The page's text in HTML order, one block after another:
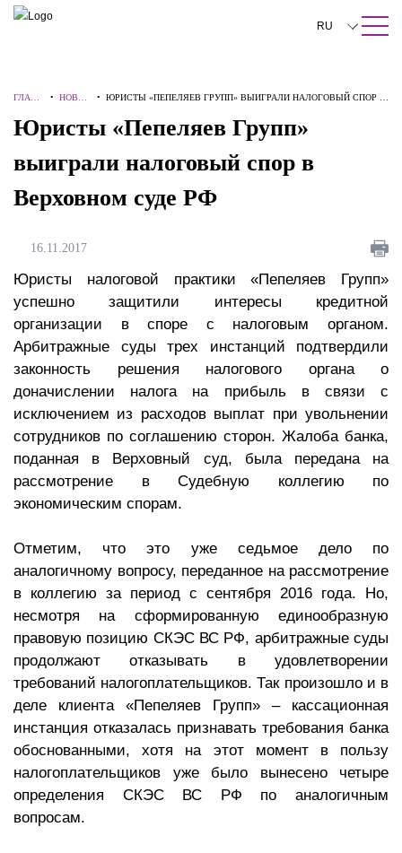
ПОИСК ПО САЙТУ Закрыть
RU
中文
Español
Français
日本語
Português
ГЛАВН
•НОВОС
• ЮРИСТЫ «ПЕПЕЛЯЕВ ГРУПП» ВЫИГРАЛИ НАЛОГОВЫЙ СПОР В
Юристы «Пепеляев Групп»
выиграли налоговый спор в
Верховном суде РФ
16.11.2017
Юристы налоговой практики «Пепеляев Групп»
успешно защитили интересы кредитной
организации в споре с налоговым органом.
Арбитражные суды трех инстанций подтвердили
законность решения налогового органа о
доначислении налога на прибыль в связи с
исключением из расходов выплат при увольнении
сотрудников по соглашению сторон. Жалоба банка,
поданная в Верховный суд, была передана на
рассмотрение в Судебную коллегию по
экономическим спорам.
Отметим, что это уже седьмое дело по
аналогичному вопросу, переданное на рассмотрение
в коллегию за период с сентября 2016 года. Но,
несмотря на сформированную единообразную
правовую позицию СКЭС ВС РФ, арбитражные суды
продолжают отказывать в удовлетворении
требований налогоплательщиков. Так произошло и в
деле клиента «Пепеляев Групп» – кассационная
инстанция отказалась признавать требования банка
обоснованными, хотя на этот момент в пользу
налогоплательщиков уже было вынесено четыре
определения СКЭС ВС РФ по аналогичным
вопросам.